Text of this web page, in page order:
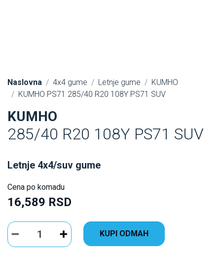
Naslovna 4x4 gume Letnje gume
KUMHO
KUMHO PS71 285/40 R20 108Y PS71 SUV
KUMHO
285/40 R20 108Y PS71 SUV
Letnje 4x4/suv gume
Cena po komadu
16,589 RSD
KUPI ODMAH